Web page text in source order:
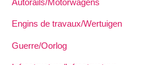
Autorails/Motorwagens
Engins de travaux/Wertuigen
Guerre/Oorlog